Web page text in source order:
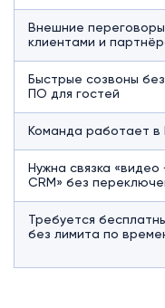
Внешние
клиентами и
Быстрые созвоны
ПО для гостей
Команда работает в
Нужна связка
CRM» без
Требуется
без лимита по